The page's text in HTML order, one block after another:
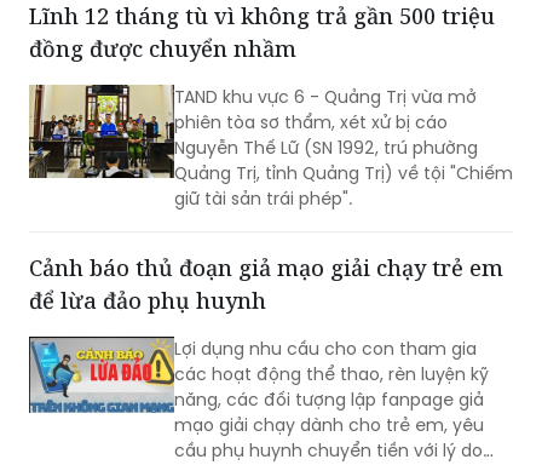
mạng xã hội.
Lĩnh 12 tháng tù vì không trả gần 500 triệu
đồng được chuyển nhầm
TAND khu vực 6 - Quảng Trị vừa mở
phiên tòa sơ thẩm, xét xử bị cáo
Nguyễn Thế Lữ (SN 1992, trú phường
Quảng Trị, tỉnh Quảng Trị) về tội "Chiếm
giữ tài sản trái phép".
Cảnh báo thủ đoạn giả mạo giải chạy trẻ em
để lừa đảo phụ huynh
Lợi dụng nhu cầu cho con tham gia
các hoạt động thể thao, rèn luyện kỹ
năng, các đối tượng lập fanpage giả
mạo giải chạy dành cho trẻ em, yêu
cầu phụ huynh chuyển tiền với lý do